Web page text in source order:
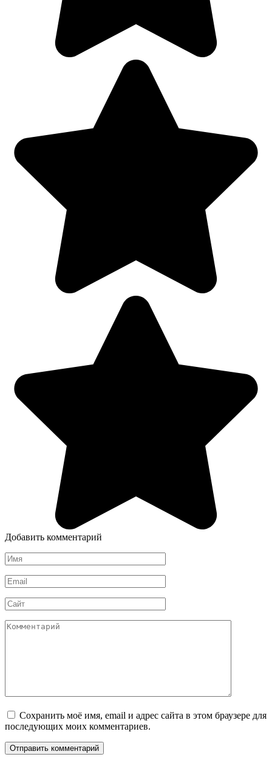
Добавить комментарий
Имя
*
Email
*
Сайт
Комментарий
Сохранить моё имя, email и адрес сайта в этом браузере для
последующих моих комментариев.